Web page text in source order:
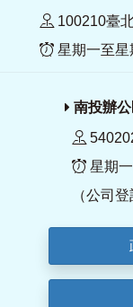
100210臺
星期一至星
南投辦
星期
（公司